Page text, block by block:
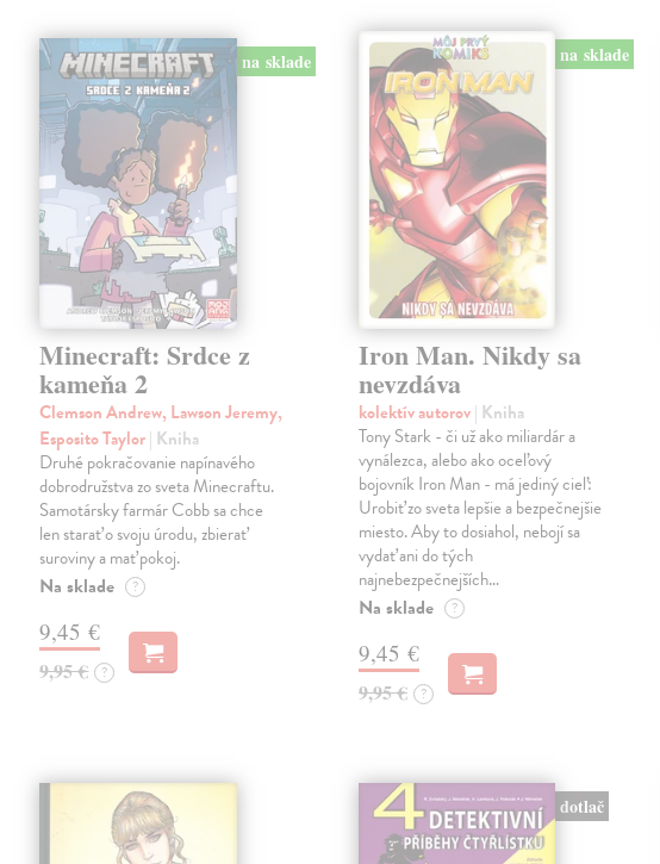
na sklade
Minecraft: Srdce z
kameňa 2
Clemson Andrew, Lawson Jeremy,
Esposito Taylor| Kniha
Druhé pokračovanie napínavého
dobrodružstva zo sveta Minecraftu.
Samotársky farmár Cobb sa chce
len starať o svoju úrodu, zbierať
suroviny a mať pokoj.
Na sklade ?
9,45 €
9,95 € ?
na sklade
Iron Man. Nikdy sa
nevzdáva
kolektív autorov| Kniha
Tony Stark - či už ako miliardár a
vynálezca, alebo ako oceľový
bojovník Iron Man - má jediný cieľ:
Urobiť zo sveta lepšie a bezpečnejšie
miesto. Aby to dosiahol, nebojí sa
vydať ani do tých
najnebezpečnejších…
Na sklade ?
9,45 €
9,95 € ?
dotlač